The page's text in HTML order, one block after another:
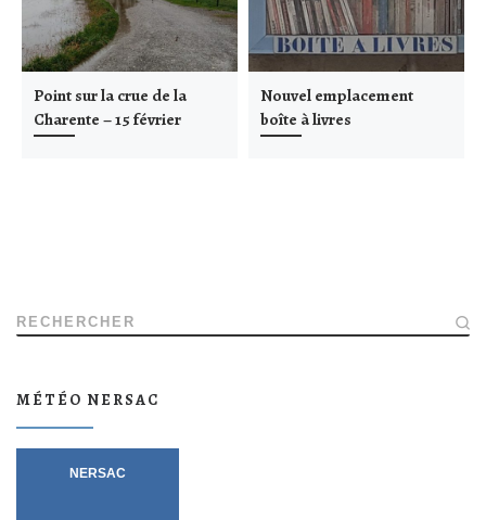
Point sur la crue de la
Charente – 15 février
Nouvel emplacement
boîte à livres
RECHERCHER
MÉTÉO NERSAC